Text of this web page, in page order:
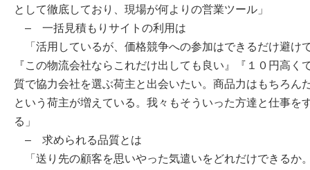
として徹底しており、現場が何よりの営業ツール」
– 一括見積もりサイトの利用は
「活用しているが、価格競争への参加はできるだけ避け
『この物流会社ならこれだけ出しても良い』『１０円高く
質で協力会社を選ぶ荷主と出会いたい。商品力はもちろん
という荷主が増えている。我々もそういった方達と仕事を
る」
– 求められる品質とは
「送り先の顧客を思いやった気遣いをどれだけできるか